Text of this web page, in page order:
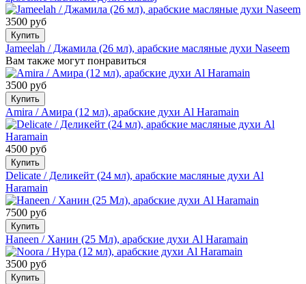
3500 руб
Купить
Jameelah / Джамила (26 мл), арабские масляные духи Naseem
Вам также могут понравиться
3500 руб
Купить
Amira / Амира (12 мл), арабские духи Al Haramain
4500 руб
Купить
Delicate / Деликейт (24 мл), арабские масляные духи Al
Haramain
7500 руб
Купить
Haneen / Ханин (25 Мл), арабские духи Al Haramain
3500 руб
Купить